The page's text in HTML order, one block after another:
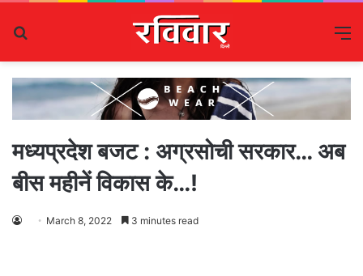
मध्यप्रदेश बजट : अग्रसोची सरकार… अब
बीस महीनें विकास के…!
March 8, 2022 3 minutes read